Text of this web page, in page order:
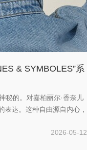
& SYMBOLES”系
秘的。对嘉柏丽尔·香奈儿
表达。这种自由源自内心，
2026-05-12